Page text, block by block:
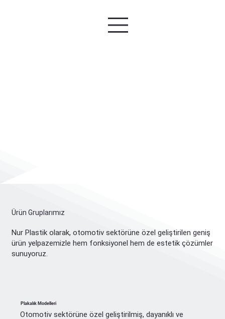
Ürün Gruplarımız
Nur Plastik olarak, otomotiv sektörüne özel geliştirilen geniş
ürün yelpazemizle hem fonksiyonel hem de estetik çözümler
sunuyoruz.
Plakalık Modelleri
Otomotiv sektörüne özel geliştirilmiş, dayanıklı ve